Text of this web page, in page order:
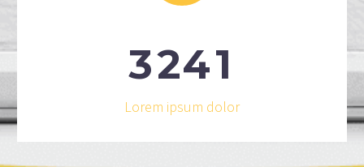
3241
Lorem ipsum dolor